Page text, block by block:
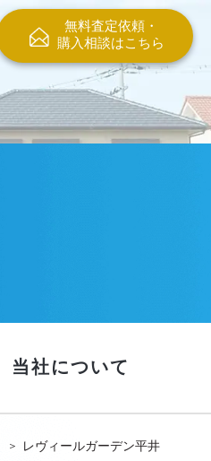
無料査定依頼・
購入相談はこちら
当社について
レヴィールガーデン平井